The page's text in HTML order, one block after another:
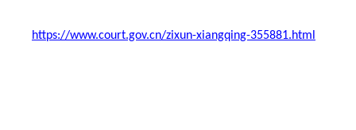
https://www.court.gov.cn/zixun-xiangqing-355881.html